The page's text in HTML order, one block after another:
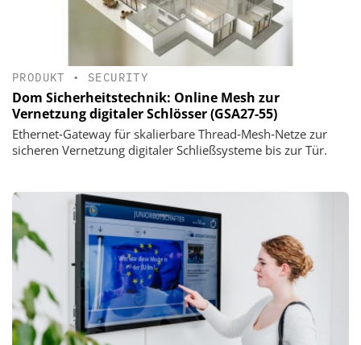
PRODUKT • SECURITY
Dom Sicherheitstechnik: Online Mesh zur
Vernetzung digitaler Schlösser (GSA27-55)
Ethernet‑Gateway für skalierbare Thread‑Mesh‑Netze zur
sicheren Vernetzung digitaler Schließsysteme bis zur Tür.